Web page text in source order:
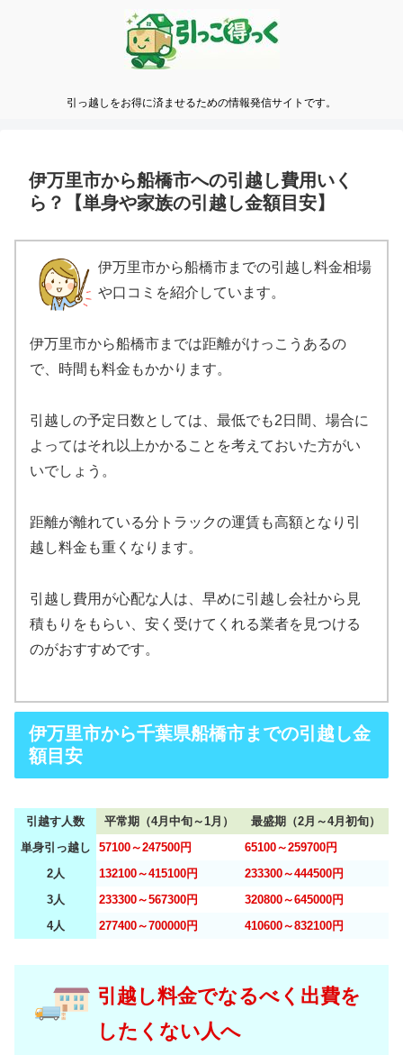
引っ越しをお得に済ませるための情報発信サイトです。
伊万里市から船橋市への引越し費用いく
ら？【単身や家族の引越し金額目安】
伊万里市から船橋市までの引越し料金相場
や口コミを紹介しています。
伊万里市から船橋市までは距離がけっこうあるの
で、時間も料金もかかります。
引越しの予定日数としては、最低でも2日間、場合に
よってはそれ以上かかることを考えておいた方がい
いでしょう。
距離が離れている分トラックの運賃も高額となり引
越し料金も重くなります。
引越し費用が心配な人は、早めに引越し会社から見
積もりをもらい、安く受けてくれる業者を見つける
のがおすすめです。
伊万里市から千葉県船橋市までの引越し金
額目安
引越す人数 平常期（4月中旬～1月）
最盛期（2月～4月初旬）
単身引っ越し
57100～247500円
65100～259700円
2人
132100～415100円
233300～444500円
3人
233300～567300円
320800～645000円
4人
277400～700000円 410600～832100円
引越し料金でなるべく出費を
したくない人へ